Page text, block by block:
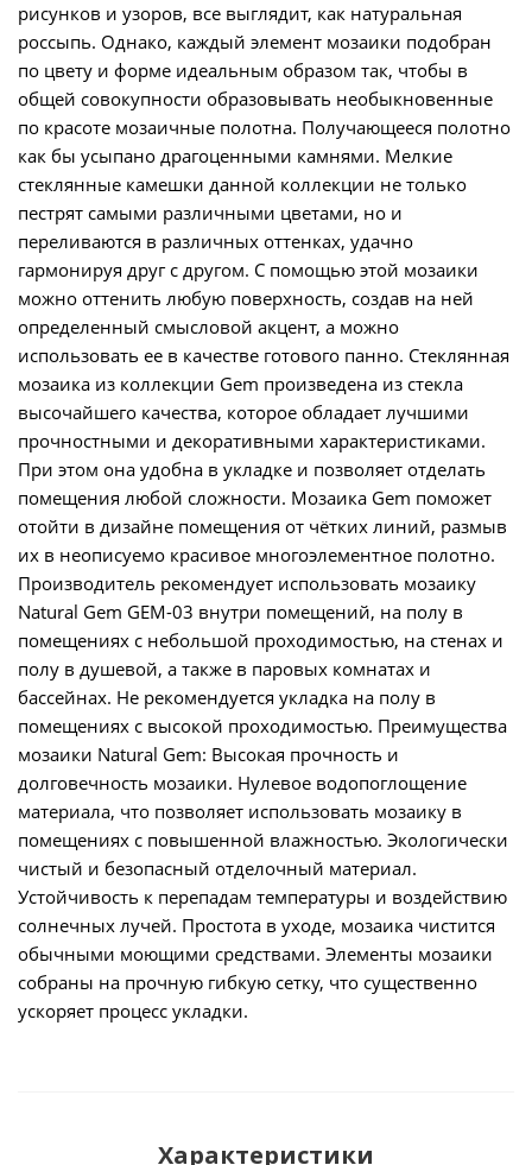
рисунков и узоров, все выглядит, как натуральная
россыпь. Однако, каждый элемент мозаики подобран
по цвету и форме идеальным образом так, чтобы в
общей совокупности образовывать необыкновенные
по красоте мозаичные полотна. Получающееся полотно
как бы усыпано драгоценными камнями. Мелкие
стеклянные камешки данной коллекции не только
пестрят самыми различными цветами, но и
переливаются в различных оттенках, удачно
гармонируя друг с другом. С помощью этой мозаики
можно оттенить любую поверхность, создав на ней
определенный смысловой акцент, а можно
использовать ее в качестве готового панно. Стеклянная
мозаика из коллекции Gem произведена из стекла
высочайшего качества, которое обладает лучшими
прочностными и декоративными характеристиками.
При этом она удобна в укладке и позволяет отделать
помещения любой сложности. Мозаика Gem поможет
отойти в дизайне помещения от чётких линий, размыв
их в неописуемо красивое многоэлементное полотно.
Производитель рекомендует использовать мозаику
Natural Gem GEM-03 внутри помещений, на полу в
помещениях с небольшой проходимостью, на стенах и
полу в душевой, а также в паровых комнатах и
бассейнах. Не рекомендуется укладка на полу в
помещениях с высокой проходимостью. Преимущества
мозаики Natural Gem: Высокая прочность и
долговечность мозаики. Нулевое водопоглощение
материала, что позволяет использовать мозаику в
помещениях с повышенной влажностью. Экологически
чистый и безопасный отделочный материал.
Устойчивость к перепадам температуры и воздействию
солнечных лучей. Простота в уходе, мозаика чистится
обычными моющими средствами. Элементы мозаики
собраны на прочную гибкую сетку, что существенно
ускоряет процесс укладки.
Характеристики